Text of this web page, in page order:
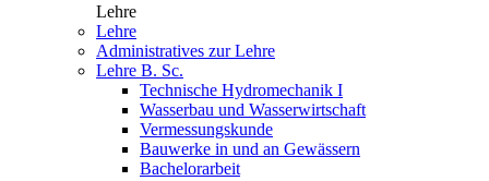
Lehre
Lehre
Administratives zur Lehre
Lehre B. Sc.
Technische Hydromechanik I
Wasserbau und Wasserwirtschaft
Vermessungskunde
Bauwerke in und an Gewässern
Bachelorarbeit